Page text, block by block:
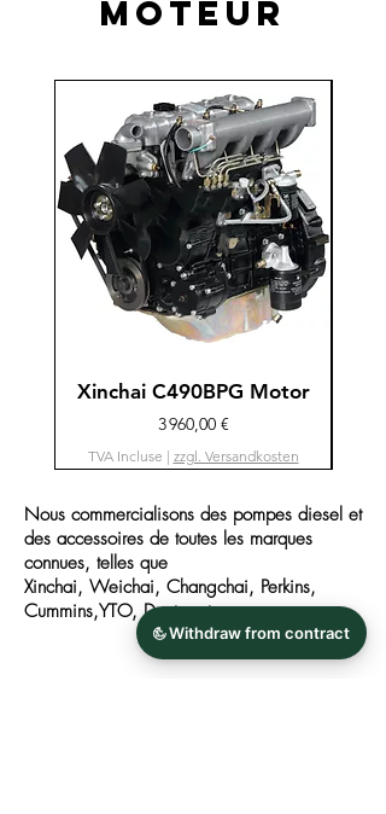
moteur
Xinchai C490BPG Motor
Prix
3 960,00 €
TVA Incluse | zzgl. Versandkosten
Nous commercialisons des pompes diesel et
des accessoires de toutes les marques
connues, telles que
Xinchai, Weichai, Changchai, Perkins,
Cummins,YTO, Deutz, etc.